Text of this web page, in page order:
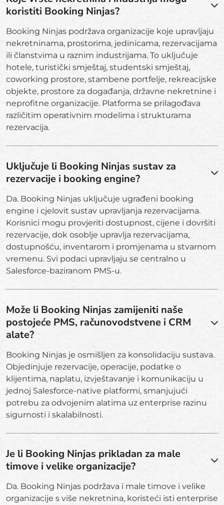
koristiti Booking Ninjas?
Booking Ninjas podržava organizacije koje upravljaju
nekretninama, prostorima, jedinicama, rezervacijama
ili članstvima u raznim industrijama. To uključuje
hotele, turistički smještaj, studentski smještaj,
coworking prostore, stambene portfelje, rekreacijske
objekte, prostore za događanja, državne nekretnine i
neprofitne organizacije. Platforma se prilagođava
različitim operativnim modelima i strukturama
rezervacija.
Uključuje li Booking Ninjas sustav za
rezervacije i booking engine?
Da. Booking Ninjas uključuje ugrađeni booking
engine i cjelovit sustav upravljanja rezervacijama.
Korisnici mogu provjeriti dostupnost, cijene i dovršiti
rezervacije, dok osoblje upravlja rezervacijama,
dostupnošću, inventarom i promjenama u stvarnom
vremenu. Svi podaci upravljaju se centralno u
Salesforce-baziranom PMS-u.
Može li Booking Ninjas zamijeniti naše
postojeće PMS, računovodstvene i CRM
alate?
Booking Ninjas je osmišljen za konsolidaciju sustava.
Objedinjuje rezervacije, operacije, podatke o
klijentima, naplatu, izvještavanje i komunikaciju u
jednoj Salesforce-native platformi, smanjujući
potrebu za odvojenim alatima uz enterprise razinu
sigurnosti i skalabilnosti.
Je li Booking Ninjas prikladan za male
timove i velike organizacije?
Da. Booking Ninjas podržava i male timove i velike
organizacije s više nekretnina, koristeći isti enterprise